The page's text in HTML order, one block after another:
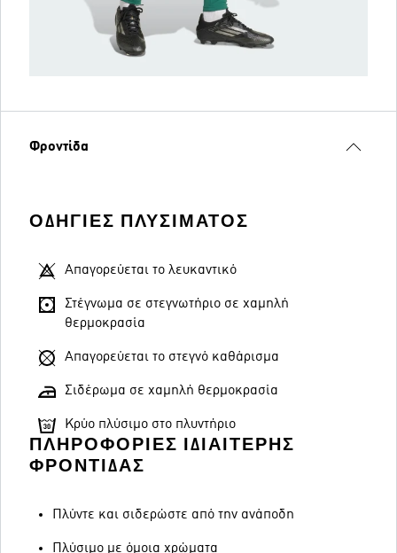
Φροντίδα
ΟΔΗΓΊΕΣ ΠΛΥΣΊΜΑΤΟΣ
Απαγορεύεται το λευκαντικό
Στέγνωμα σε στεγνωτήριο σε χαμηλή
θερμοκρασία
Απαγορεύεται το στεγνό καθάρισμα
Σιδέρωμα σε χαμηλή θερμοκρασία
Κρύο πλύσιμο στο πλυντήριο
ΠΛΗΡΟΦΟΡΊΕΣ ΙΔΙΑΊΤΕΡΗΣ
ΦΡΟΝΤΊΔΑΣ
Πλύντε και σιδερώστε από την ανάποδη
Πλύσιμο με όμοια χρώματα